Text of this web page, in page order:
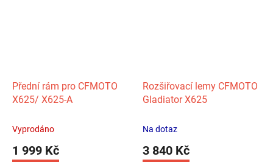
Přední rám pro CFMOTO
X625/ X625-A
Vyprodáno
1 999 Kč
Rozšiřovací lemy CFMOTO
Gladiator X625
Na dotaz
3 840 Kč